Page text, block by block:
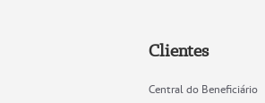
Clientes
Central do Beneficiário